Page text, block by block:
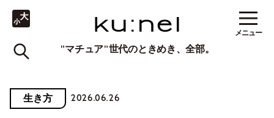
"マチュア"世代のときめき、全部。
メニュー
生き方 2026.06.26